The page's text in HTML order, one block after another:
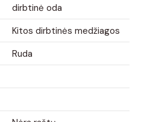
dirbtinė oda
Kitos dirbtinės medžiagos
Ruda